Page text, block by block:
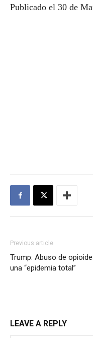
Publicado el 30 de
Previous article
Trump: Abuso de
una “epidemia total”
LEAVE A REPLY